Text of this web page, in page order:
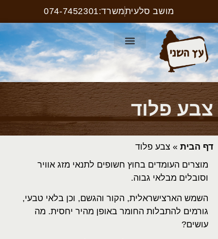
מושב סלעיתמשרד:074-7452301
צבע פלוד
דף הבית » צבע פלוד
מוצרים העומדים בחוץ חשופים לתנאי מזג אוויר
וסובלים מבלאי גבוה.
השמש הארצישראלית, הקור והגשם, וכן בלאי טבעי,
גורמים להתבלות החומר באופן מהיר יחסית. מה
עושים?